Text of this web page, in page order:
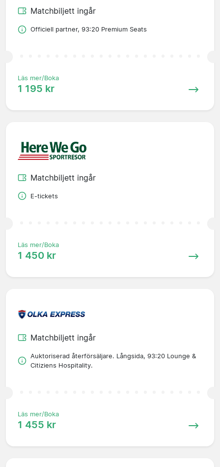
Matchbiljett ingår
Officiell partner, 93:20 Premium Seats
Läs mer/Boka
1 195 kr
Matchbiljett ingår
E-tickets
Läs mer/Boka
1 450 kr
Matchbiljett ingår
Auktoriserad återförsäljare. Långsida, 93:20 Lounge &
Citiziens Hospitality.
Läs mer/Boka
1 455 kr